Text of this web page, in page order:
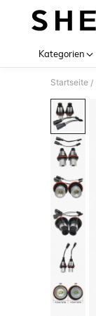
Kategorien
Startseite /